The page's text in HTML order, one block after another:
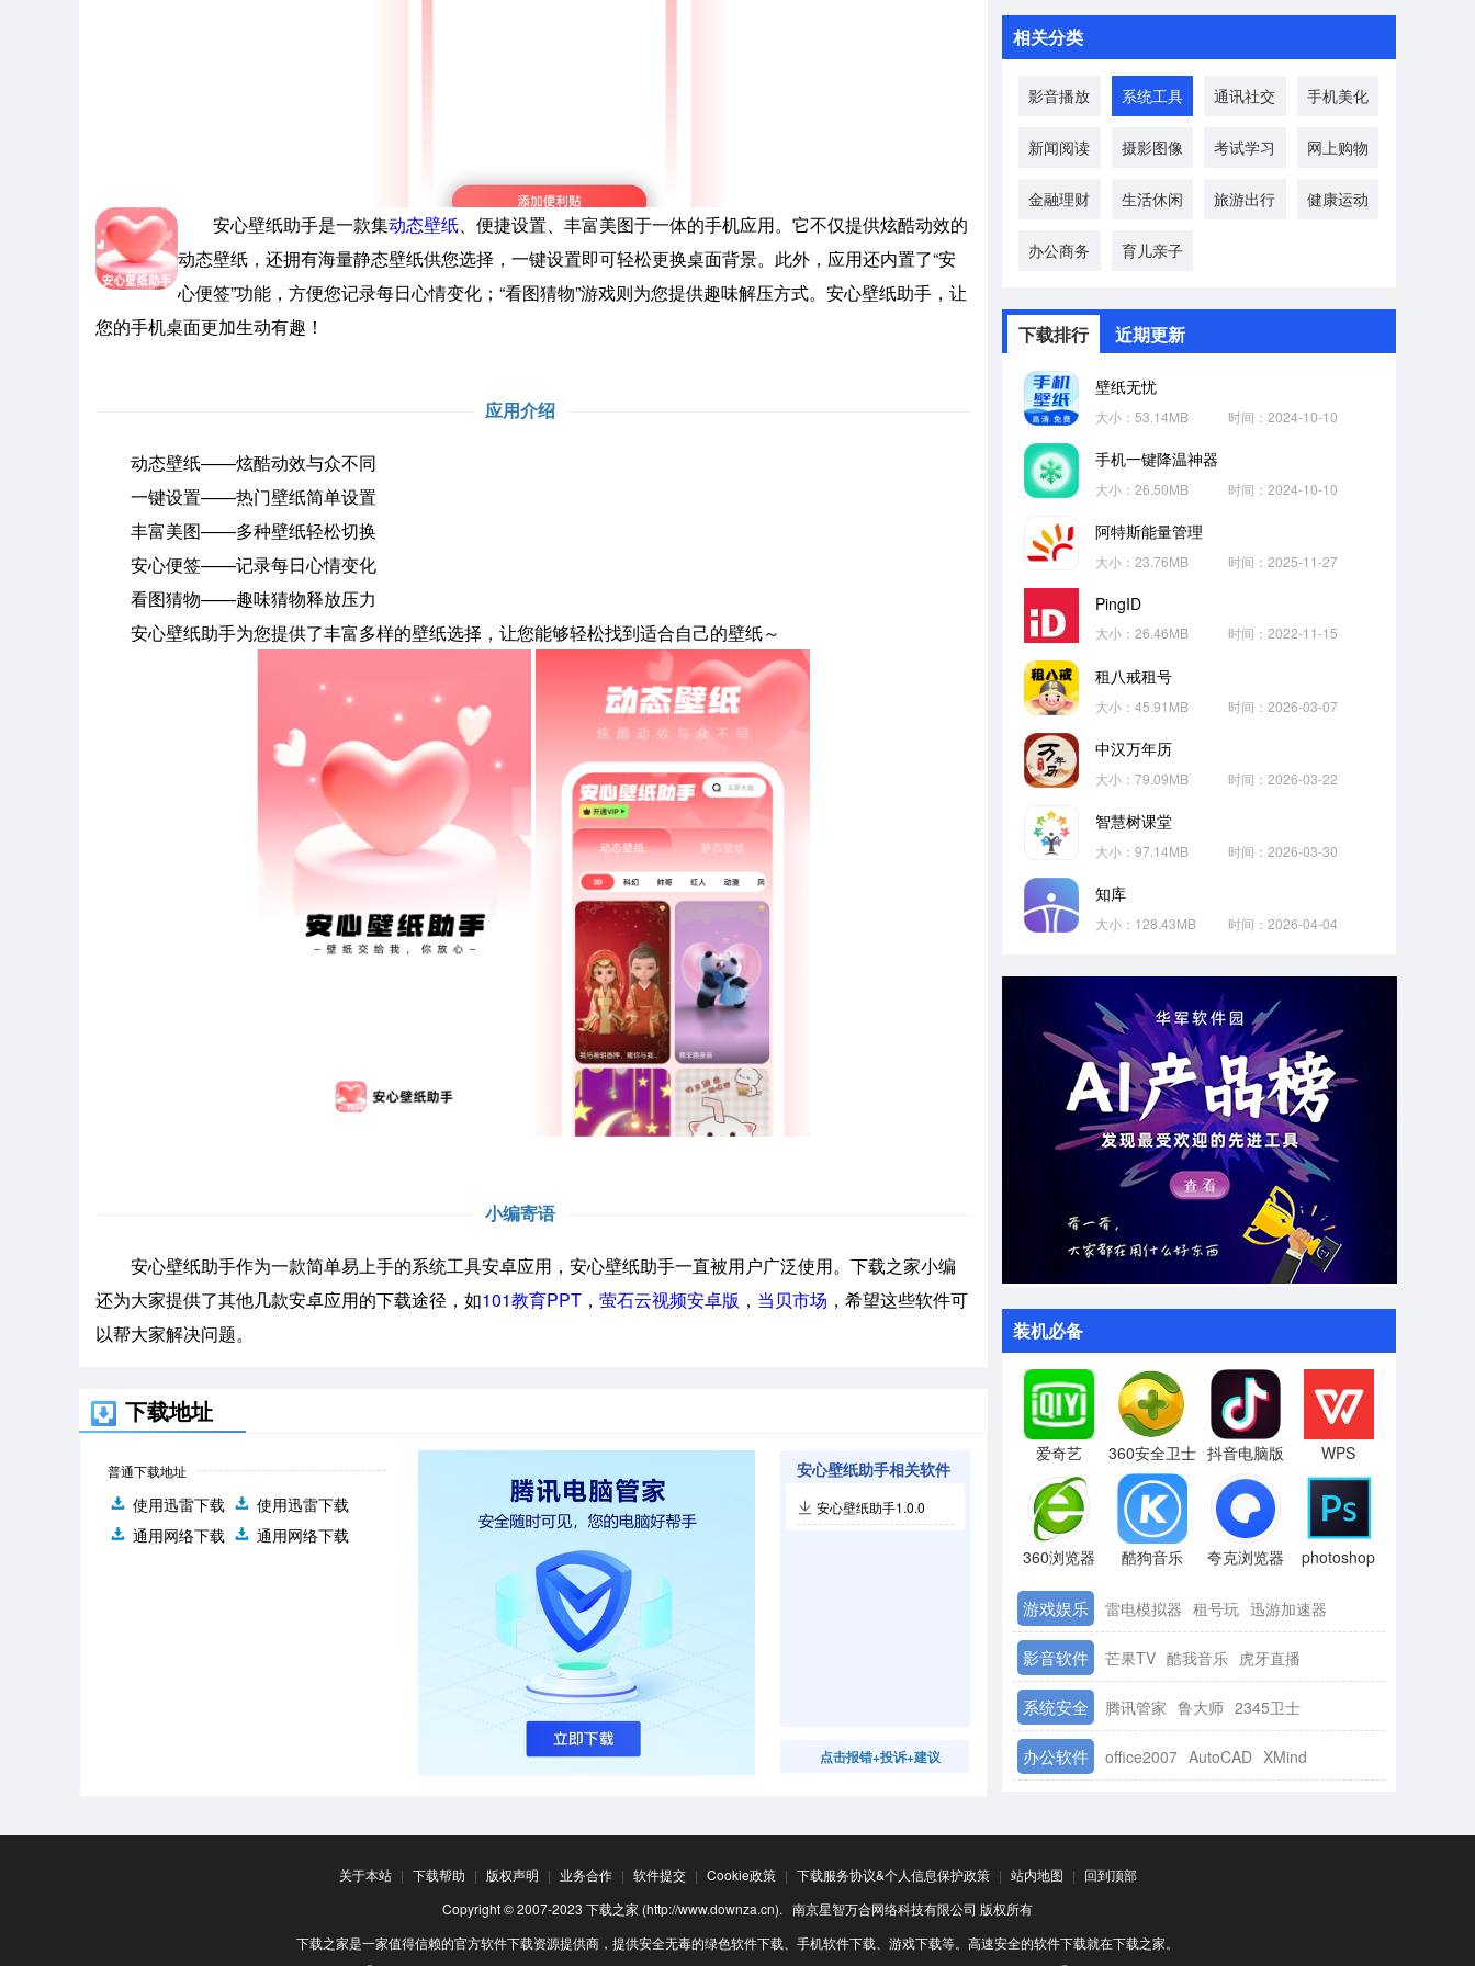
安心壁纸助手是一款集动态壁纸、便捷设置、丰富美图于一体的手机应用。它不仅提供炫酷动效的
动态壁纸，还拥有海量静态壁纸供您选择，一键设置即可轻松更换桌面背景。此外，应用还内置了“安
心便签”功能，方便您记录每日心情变化；“看图猜物”游戏则为您提供趣味解压方式。安心壁纸助手，让
您的手机桌面更加生动有趣！
应用介绍
动态壁纸——炫酷动效与众不同
一键设置——热门壁纸简单设置
丰富美图——多种壁纸轻松切换
安心便签——记录每日心情变化
看图猜物——趣味猜物释放压力
安心壁纸助手为您提供了丰富多样的壁纸选择，让您能够轻松找到适合自己的壁纸～
小编寄语
安心壁纸助手作为一款简单易上手的系统工具安卓应用，安心壁纸助手一直被用户广泛使用。下载之家小编
还为大家提供了其他几款安卓应用的下载途径，如101教育PPT ， 萤石云视频安卓版 ， 当贝市场 ，希望这些软件可
以帮大家解决问题。
下载地址
普通下载地址
使用迅雷下载
使用迅雷下载
通用网络下载
通用网络下载
安心壁纸助手相关软件
安心壁纸助手1.0.0
点击报错+投诉+建议
相关分类
影音播放 系统工具 通讯社交 手机美化
新闻阅读 摄影图像 考试学习 网上购物
金融理财 生活休闲 旅游出行 健康运动
办公商务 育儿亲子
下载排行 近期更新
壁纸无忧
大小：53.14MB 时间：2024-10-10
手机一键降温神器
大小：26.50MB 时间：2024-10-10
阿特斯能量管理
大小：23.76MB 时间：2025-11-27
PingID
大小：26.46MB 时间：2022-11-15
租八戒租号
大小：45.91MB 时间：2026-03-07
中汉万年历
大小：79.09MB 时间：2026-03-22
智慧树课堂
大小：97.14MB 时间：2026-03-30
知库
大小：128.43MB 时间：2026-04-04
装机必备
爱奇艺 360安全卫士 抖音电脑版 WPS
360浏览器 酷狗音乐 夸克浏览器 photoshop
游戏娱乐 雷电模拟器 租号玩 迅游加速器
影音软件 芒果TV 酷我音乐 虎牙直播
系统安全 腾讯管家 鲁大师 2345卫士
办公软件 office2007 AutoCAD XMind
关于本站 | 下载帮助 | 版权声明 | 业务合作 | 软件提交 | Cookie政策 | 下载服务协议&个人信息保护政策 | 站内地图 | 回到顶部
Copyright © 2007-2023 下载之家 (http://www.downza.cn). 南京星智万合网络科技有限公司 版权所有
下载之家是一家值得信赖的官方软件下载资源提供商，提供安全无毒的绿色软件下载、手机软件下载、游戏下载等。高速安全的软件下载就在下载之家。